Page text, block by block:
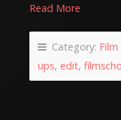
Read More
Category: Film
ups, edit,